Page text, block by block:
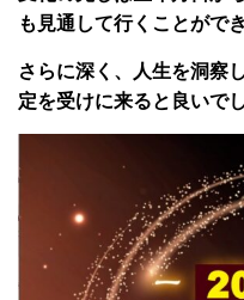
も見通して行くことがで
さらに深く、人生を洞察
定を受けに来ると良いでし